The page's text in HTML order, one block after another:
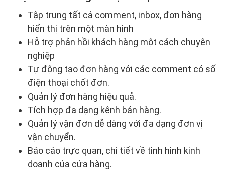
Tập trung tất cả comment, inbox, đơn hàng
hiển thị trên một màn hình
Hỗ trợ phản hồi khách hàng một cách chuyên
nghiệp
Tự động tạo đơn hàng với các comment có số
điện thoại chốt đơn.
Quản lý đơn hàng hiệu quả.
Tích hợp đa dạng kênh bán hàng.
Quản lý vận đơn dễ dàng với đa dạng đơn vị
vận chuyển.
Báo cáo trực quan, chi tiết về tình hình kinh
doanh của cửa hàng.